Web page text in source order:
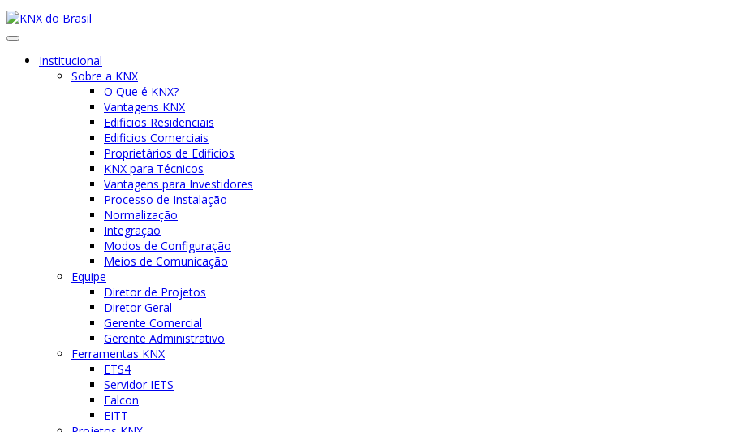
Institucional
Sobre a KNX
O Que é KNX?
Vantagens KNX
Edificios Residenciais
Edificios Comerciais
Proprietários de Edificios
KNX para Técnicos
Vantagens para Investidores
Processo de Instalação
Normalização
Integração
Modos de Configuração
Meios de Comunicação
Equipe
Diretor de Projetos
Diretor Geral
Gerente Comercial
Gerente Administrativo
Ferramentas KNX
ETS4
Servidor IETS
Falcon
EITT